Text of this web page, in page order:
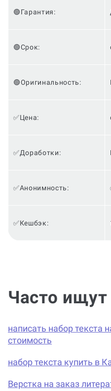
🟢Гарантия:
🟢Срок:
🟢Оригинальность:
✅Цена:
✅Доработки:
✅Анонимность:
✅Кешбэк:
Часто ищут
написать набор текста
стоимость
набор текста купить в
Верстка на заказ